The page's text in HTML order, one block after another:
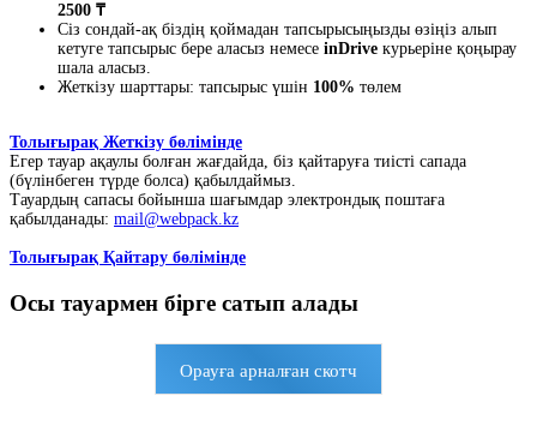
2500 ₸
Сіз сондай-ақ біздің қоймадан тапсырысыңызды өзіңіз алып
кетуге тапсырыс бере аласыз немесе inDrive курьеріне қоңырау
шала аласыз.
Жеткізу шарттары: тапсырыс үшін 100% төлем
Толығырақ Жеткізу бөлімінде
Егер тауар ақаулы болған жағдайда, біз қайтаруға тиісті сапада
(бүлінбеген түрде болса) қабылдаймыз.
Тауардың сапасы бойынша шағымдар электрондық поштаға
қабылданады: mail@webpack.kz
Толығырақ Қайтару бөлімінде
Осы тауармен бірге сатып алады
Орауға арналған скотч